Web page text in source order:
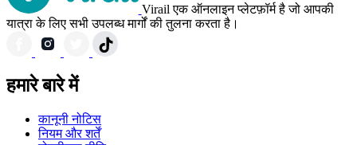
Virail एक ऑनलाइन प्लेटफ़ॉर्म है जो आपकी
यात्रा के लिए सभी उपलब्ध मार्गों की तुलना करता है।
हमारे बारे में
कानूनी नोटिस
नियम और शर्तें